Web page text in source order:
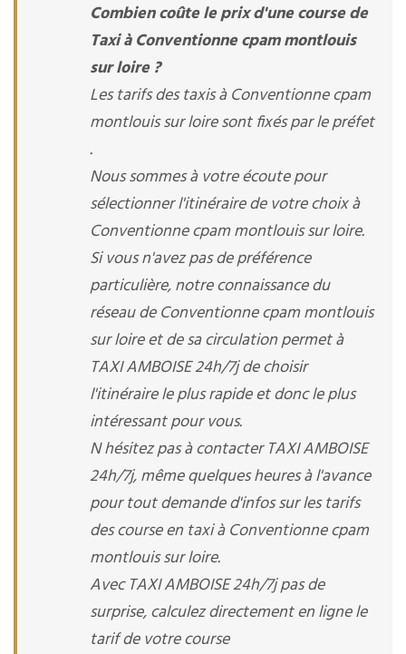
Combien coûte le prix d'une course de
Taxi à Conventionne cpam montlouis
sur loire ?
Les tarifs des taxis à Conventionne cpam
montlouis sur loire sont fixés par le préfet
.
Nous sommes à votre écoute pour
sélectionner l'itinéraire de votre choix à
Conventionne cpam montlouis sur loire.
Si vous n'avez pas de préférence
particulière, notre connaissance du
réseau de Conventionne cpam montlouis
sur loire et de sa circulation permet à
TAXI AMBOISE 24h/7j de choisir
l'itinéraire le plus rapide et donc le plus
intéressant pour vous.
N hésitez pas à contacter TAXI AMBOISE
24h/7j, même quelques heures à l'avance
pour tout demande d'infos sur les tarifs
des course en taxi à Conventionne cpam
montlouis sur loire.
Avec TAXI AMBOISE 24h/7j pas de
surprise, calculez directement en ligne le
tarif de votre course